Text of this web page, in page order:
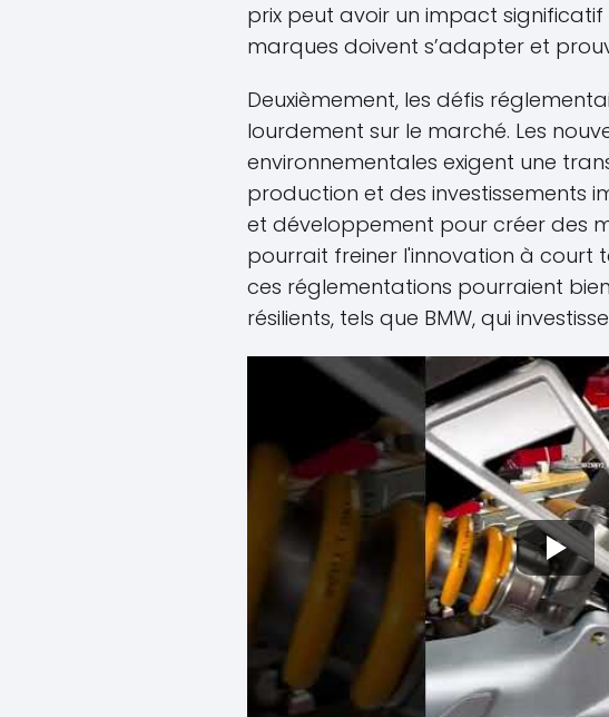
prix peut avoir un impact significatif
marques doivent s’adapter et
Deuxièmement, les défis
lourdement sur le marché. Les
environnementales exigent une
production et des investissements
et développement pour créer des
pourrait freiner l'innovation à court
ces réglementations pourraient
résilients, tels que BMW, qui